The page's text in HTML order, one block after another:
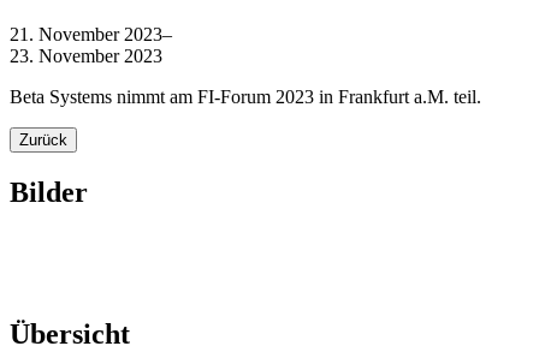
21. November 2023–
23. November 2023
Beta Systems nimmt am FI-Forum 2023 in Frankfurt a.M. teil.
Zurück
Bilder
Übersicht